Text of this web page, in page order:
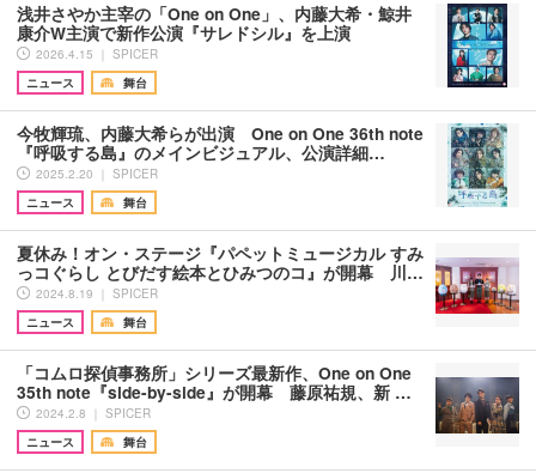
浅井さやか主宰の「One on One」、内藤大希・鯨井
康介W主演で新作公演『サレドシル』を上演
2026.4.15 ｜ SPICER
ニュース
舞台
今牧輝琉、内藤大希らが出演 One on One 36th note
『呼吸する島』のメインビジュアル、公演詳細…
2025.2.20 ｜ SPICER
ニュース
舞台
夏休み！オン・ステージ『パペットミュージカル すみ
っコぐらし とびだす絵本とひみつのコ』が開幕 川…
2024.8.19 ｜ SPICER
ニュース
舞台
「コムロ探偵事務所」シリーズ最新作、One on One
35th note『side-by-side』が開幕 藤原祐規、新 …
2024.2.8 ｜ SPICER
ニュース
舞台